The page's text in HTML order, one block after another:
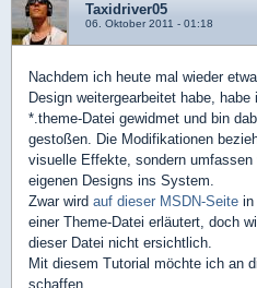
Taxidriver05
06. Oktober 2011 - 01:18
Nachdem ich heute mal wieder
Design weitergearbeitet habe,
*.theme-Datei gewidmet und bin
gestoßen. Die Modifikationen
visuelle Effekte, sondern
eigenen Designs ins System.
Zwar wird auf dieser MSDN-Seite in
einer Theme-Datei erläutert, doch
dieser Datei nicht ersichtlich.
Mit diesem Tutorial möchte ich an
schaffen.